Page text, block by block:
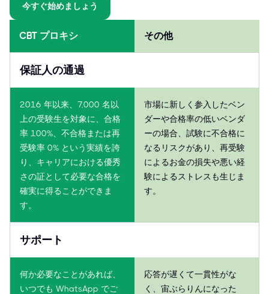
今すぐ始めましょう
CBT プロキシ その他
保証人の通過
2016 年以来、7,000 名以
上の受験生を対象に、合格
率 100%、不合格または再
受験率 0% という実績を誇
り、キャリアにおける優秀
さの証として必要な合格を
確実に得ることができま
す。
市場に新しく参入したベン
ダーや合格率の低いベンダ
ーの場合、試験に不合格に
なるリスクがあり、再受験
によるお金の損失や悪い経
験によるストレスも生じま
す。
サポート
何か必要なことがあれば、
いつでも WhatsApp でご
応答が遅くて一貫性がな
く、宙ぶらりんになった